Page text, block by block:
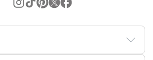
SaiasCasacosModa PraiaModa Íntima